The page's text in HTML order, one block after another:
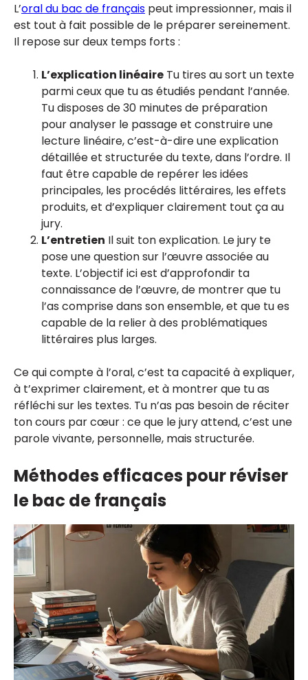
L’oral du bac de français peut impressionner, mais il
est tout à fait possible de le préparer sereinement.
Il repose sur deux temps forts :
L’explication linéaire Tu tires au sort un texte
parmi ceux que tu as étudiés pendant l’année.
Tu disposes de 30 minutes de préparation
pour analyser le passage et construire une
lecture linéaire, c’est-à-dire une explication
détaillée et structurée du texte, dans l’ordre. Il
faut être capable de repérer les idées
principales, les procédés littéraires, les effets
produits, et d’expliquer clairement tout ça au
jury.
L’entretien Il suit ton explication. Le jury te
pose une question sur l’œuvre associée au
texte. L’objectif ici est d’approfondir ta
connaissance de l’œuvre, de montrer que tu
l’as comprise dans son ensemble, et que tu es
capable de la relier à des problématiques
littéraires plus larges.
Ce qui compte à l’oral, c’est ta capacité à expliquer,
à t’exprimer clairement, et à montrer que tu as
réfléchi sur les textes. Tu n’as pas besoin de réciter
ton cours par cœur : ce que le jury attend, c’est une
parole vivante, personnelle, mais structurée.
Méthodes efficaces pour réviser
le bac de français